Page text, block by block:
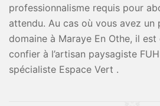
professionnalisme requis pour
attendu. Au cas où vous avez un
domaine à Maraye En Othe, il
confier à l’artisan paysagiste
spécialiste Espace Vert .